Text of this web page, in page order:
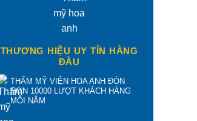
THƯƠNG HIỆU UY TÍN HÀNG
ĐẦU
THẨM MỸ VIỆN HOA ANH ĐÓN
HƠN 10000 LƯỢT KHÁCH HÀNG
MỖI NĂM